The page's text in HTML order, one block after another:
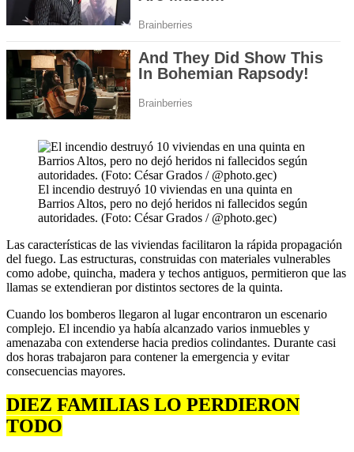
El incendio destruyó 10 viviendas en una quinta en
Barrios Altos, pero no dejó heridos ni fallecidos según
autoridades. (Foto: César Grados / @photo.gec)
Las características de las viviendas facilitaron la rápida propagación
del fuego. Las estructuras, construidas con materiales vulnerables
como adobe, quincha, madera y techos antiguos, permitieron que las
llamas se extendieran por distintos sectores de la quinta.
Cuando los bomberos llegaron al lugar encontraron un escenario
complejo. El incendio ya había alcanzado varios inmuebles y
amenazaba con extenderse hacia predios colindantes. Durante casi
dos horas trabajaron para contener la emergencia y evitar
consecuencias mayores.
DIEZ FAMILIAS LO PERDIERON
TODO